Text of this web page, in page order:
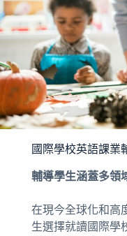
國際學校英語課業
輔導學生涵蓋多領
在現今全球化和高
生選擇就讀國際學